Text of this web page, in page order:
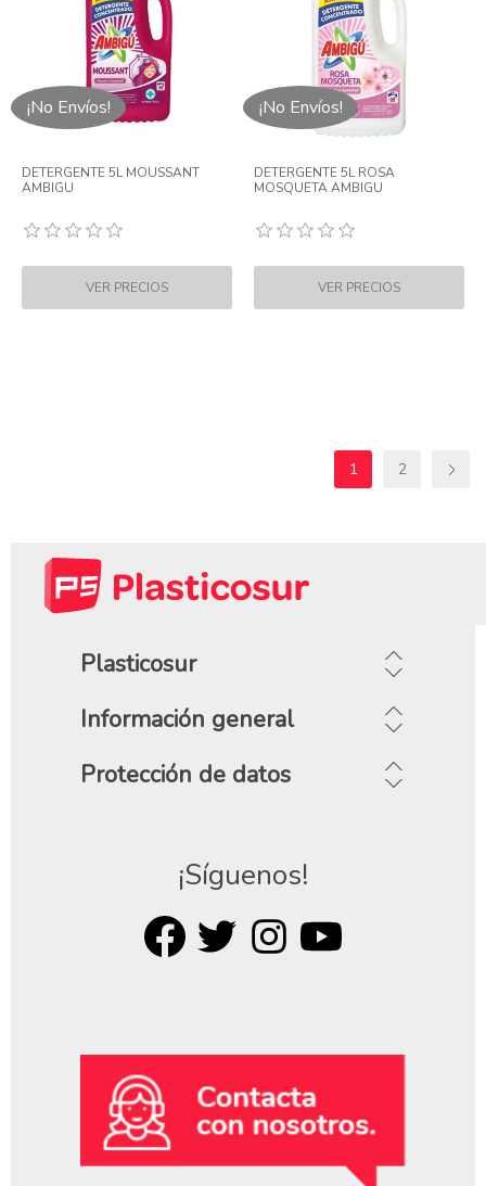
¡No Envíos!
DETERGENTE 5L MOUSSANT
AMBIGU
¡No Envíos!
DETERGENTE 5L ROSA
MOSQUETA AMBIGU
1 2
Plasticosur
Información general
Protección de datos
¡Síguenos!